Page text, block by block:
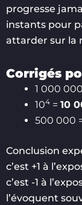
progresse
instants pour
attarder sur la
Corrigés
1 000
104 = 10
500 000
Conclusion
c’est +1 à
c’est -1 à
l’évoquent